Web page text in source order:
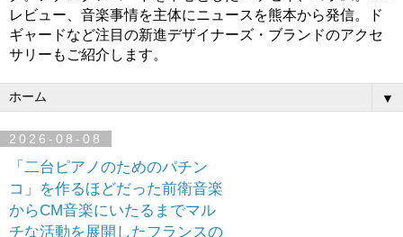
レビュー、音楽事情を主体にニュースを熊本から発信。ド
ギャードなど注目の新進デザイナーズ・ブランドのアクセ
サリーもご紹介します。
▼
2026-08-08
「二台ピアノのためのパチン
コ」を作るほどだった前衛音楽
からCM音楽にいたるまでマル
チな活動を展開したフランスの